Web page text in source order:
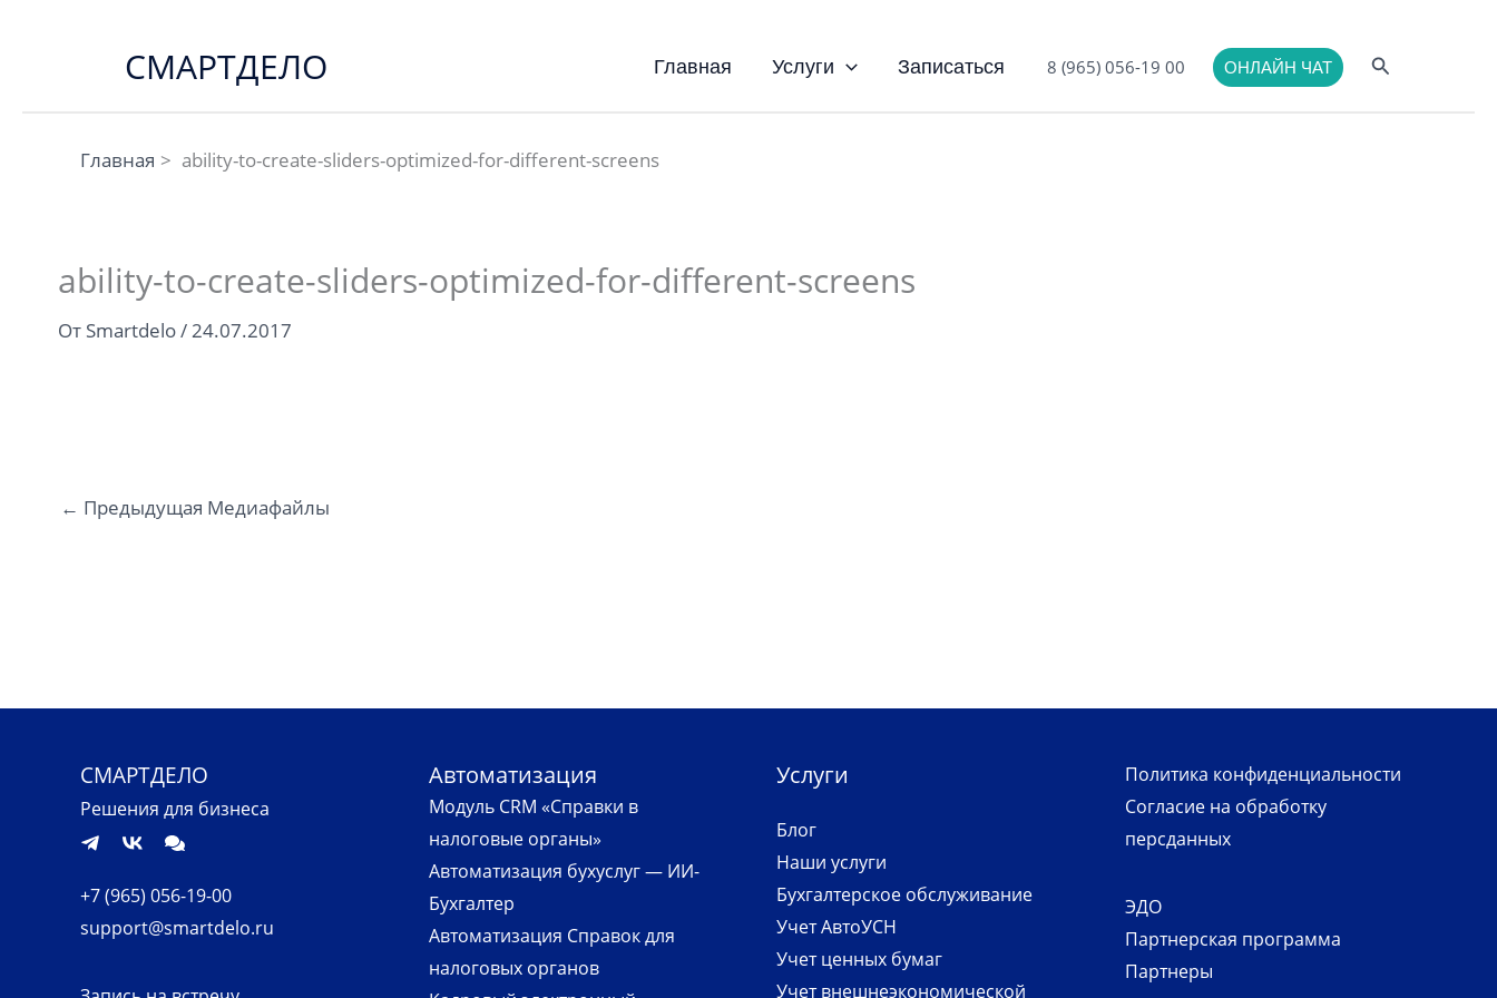
содержимомуСМАРТДЕЛО Главная Услуги Записаться 8 (965) 056-19 00 ОНЛАЙН ЧАТ Поиск
Главная ability-to-create-sliders-optimized-for-different-screens
ability-to-create-sliders-optimized-for-different-screens
От Smartdelo/24.07.2017
← Предыдущая Медиафайлы
СМАРТДЕЛО
Решения для бизнеса
+7 (965) 056-19-00
support@smartdelo.ru
Автоматизация
Модуль CRM «Справки в
налоговые органы»
Автоматизация бухуслуг — ИИ-
Бухгалтер
Автоматизация Справок для
налоговых органов
Услуги
Блог
Наши услуги
Бухгалтерское обслуживание
Учет АвтоУСН
Учет ценных бумаг
Учет внешнеэкономической
Политика конфиденциальности
Согласие на обработку
персданных
ЭДО
Партнерская программа
Партнеры